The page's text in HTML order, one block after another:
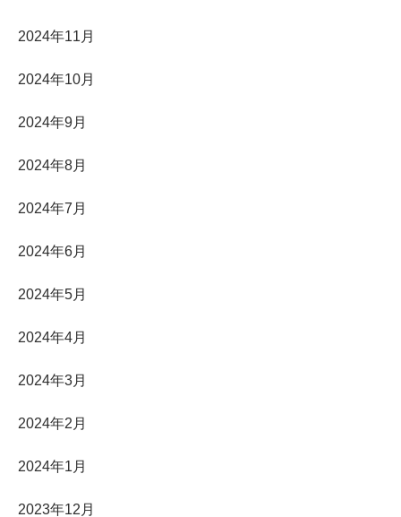
2024年11月
2024年10月
2024年9月
2024年8月
2024年7月
2024年6月
2024年5月
2024年4月
2024年3月
2024年2月
2024年1月
2023年12月